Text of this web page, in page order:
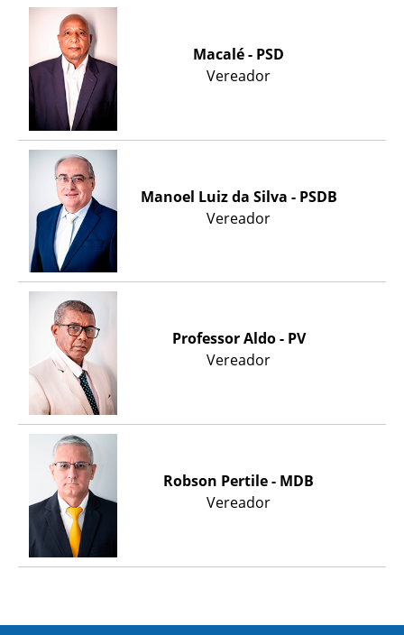
Macalé - PSD
Vereador
Manoel Luiz da Silva - PSDB
Vereador
Professor Aldo - PV
Vereador
Robson Pertile - MDB
Vereador